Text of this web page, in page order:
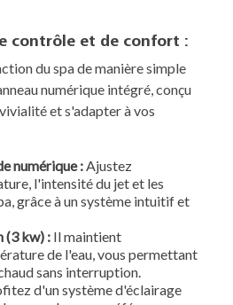
contrôle et de confort :
du spa de manière simple
numérique intégré, conçu
et s'adapter à vos
numérique : Ajustez
l'intensité du jet et les
grâce à un système intuitif et
(3 kw) : Il maintient
de l'eau, vous permettant
sans interruption.
d'un système d'éclairage